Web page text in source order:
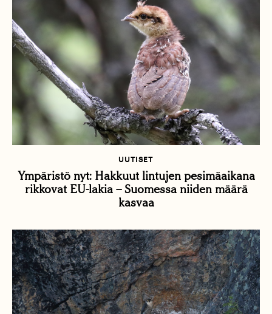
UUTISET
Ympäristö nyt: Hakkuut lintujen pesimäaikana
rikkovat EU-lakia – Suomessa niiden määrä
kasvaa